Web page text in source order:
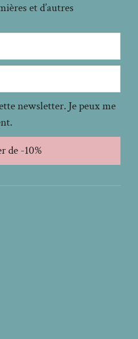
et d’autres
newsletter. Je peux me
de -10%